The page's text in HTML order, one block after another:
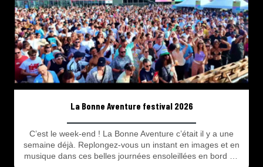
La Bonne Aventure festival 2026
C’est le week-end ! La Bonne Aventure c’était il y a une
semaine déjà. Replongez-vous un instant en images et en
musique dans ces belles journées ensoleillées en bord de